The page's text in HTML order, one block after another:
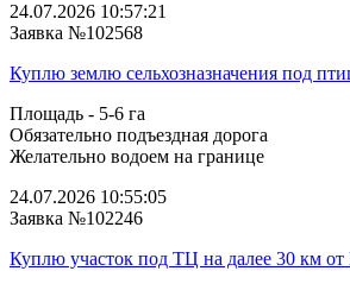
24.07.2026 10:57:21
Заявка №102568
Куплю землю сельхозназначения под
Площадь - 5-6 га
Обязательно подъездная дорога
Желательно водоем на границе
24.07.2026 10:55:05
Заявка №102246
Куплю участок под ТЦ на далее 30 км